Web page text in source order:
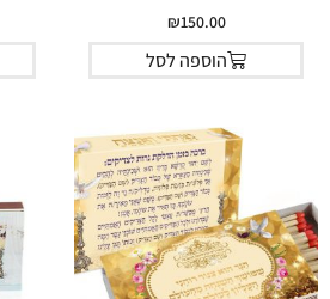
₪150.00
הוספה לסל